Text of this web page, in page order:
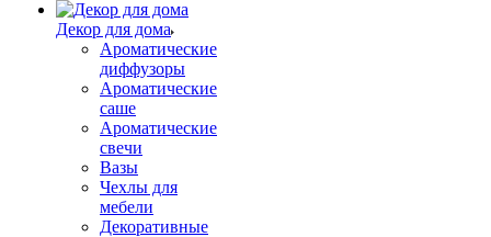
Декор для дома
Ароматические
диффузоры
Ароматические
саше
Ароматические
свечи
Вазы
Чехлы для
мебели
Декоративные